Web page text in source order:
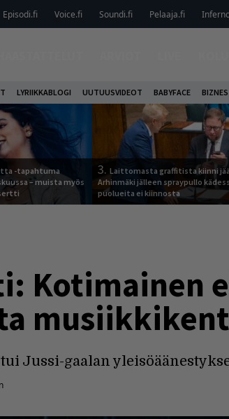
Episodi.fi Voice.fi Soundi.fi Pelaaja.fi
LYRIIKKABLOGI UUTUUSVIDEOT BABYFACE BIZNES
-tapahtuma
– muista myös
3. Laittomasta graffitista kiinni
Arhinmäki jälleen spraypullo
puolueita ei kiinnosta
Kotimainen
Jussi-gaalan